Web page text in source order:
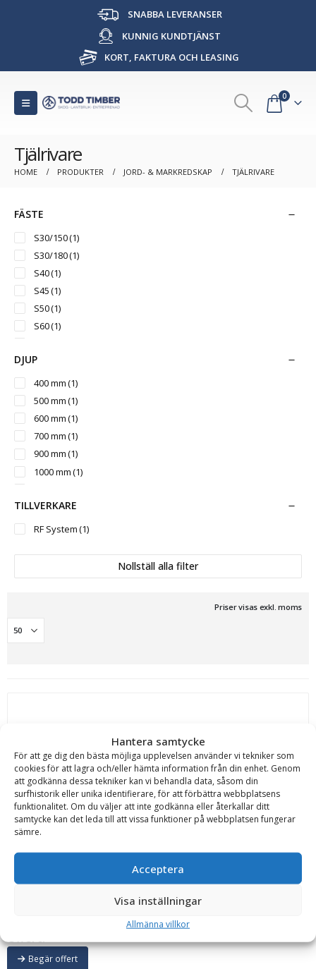
Hantera samtycke
För att ge dig den bästa möjliga upplevelsen använder vi tekniker som
cookies för att lagra och/eller hämta information från din enhet. Genom
att godkänna dessa tekniker kan vi behandla data, såsom din
surfhistorik eller unika identifierare, för att förbättra webbplatsens
funktionalitet. Om du väljer att inte godkänna eller återkallar ditt
samtycke kan det leda till att vissa funktioner på webbplatsen fungerar
sämre.
Acceptera
Visa inställningar
Allmänna villkor
SNABBA LEVERANSER
KUNNIG KUNDTJÄNST
KORT, FAKTURA OCH LEASING
0
Tjälrivare
HOME PRODUKTER JORD- & MARKREDSKAP TJÄLRIVARE
FÄSTE
S30/150(1)
S30/180(1)
S40(1)
S45(1)
S50(1)
S60(1)
S80
S1/B20(1)
S2/B27(1)
S3/B30(1)
DJUP
400 mm(1)
500 mm(1)
600 mm(1)
700 mm(1)
900 mm(1)
1000 mm(1)
1400 mm(1)
TILLVERKARE
RF System(1)
Nollställ alla filter
Priser visas exkl. moms
RF System
Tjälrivare för grävmaskin 0,5-40 ton
Fäste:S30/150 - S3/B30
Djup (mm):400 mm - 1400 mm
Tandsystem:
RF System´s tjälrivare är en stabil och beprövad konstruktion som används
vid tjälbrytning, stenbrytning och som krossrivare.
Tillverkad i Sösdala, Skåne
Offert!
Begär offert